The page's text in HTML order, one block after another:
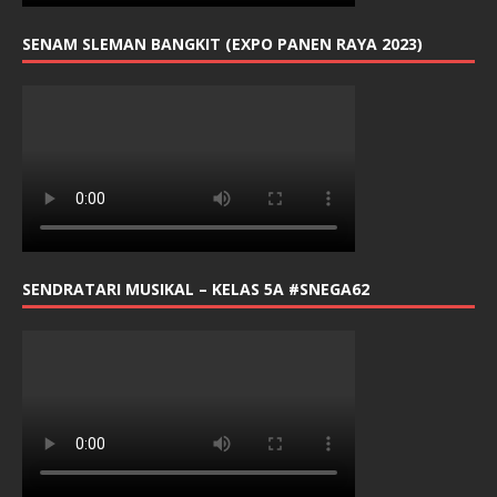
SENAM SLEMAN BANGKIT (EXPO PANEN RAYA 2023)
SENDRATARI MUSIKAL – KELAS 5A #SNEGA62